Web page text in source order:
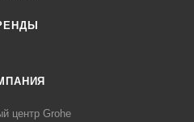
центр Grohe